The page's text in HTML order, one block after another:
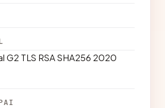
G2 TLS RSA SHA256 2020